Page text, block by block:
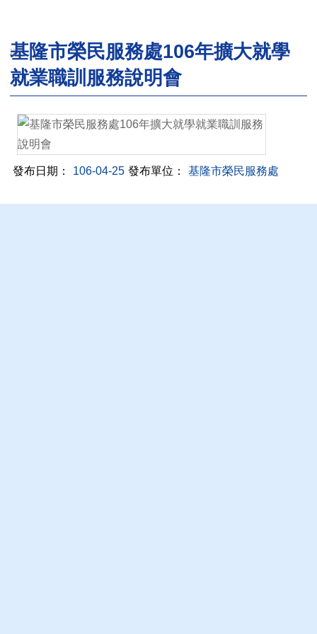
:::
基隆市榮民服務處106年擴大就學
就業職訓服務說明會
發布日期： 106-04-25 發布單位： 基隆市榮民服務處